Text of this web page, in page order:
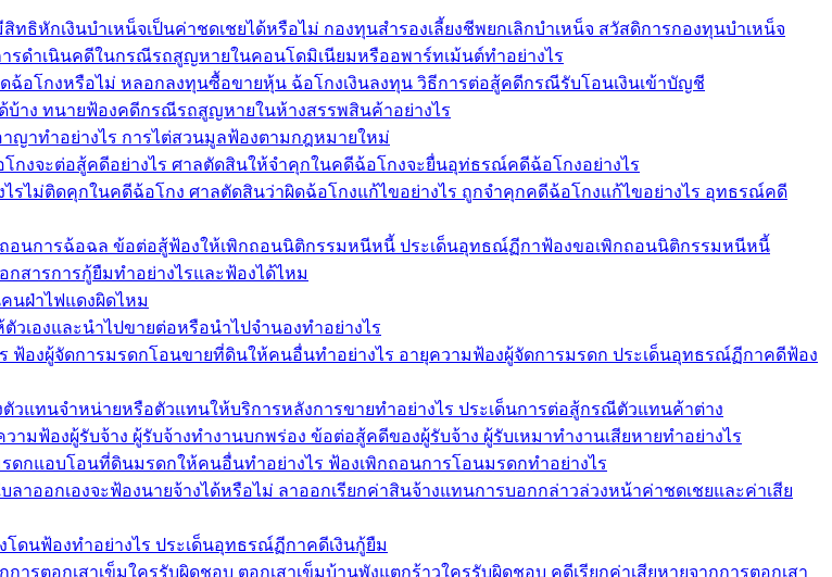
ทธิหักเงินบำเหน็จเป็นค่าชดเชยได้หรือไม่ กองทุนสำรองเลี้ยงชีพยกเลิกบำเหน็จ สวัสดิการกองทุนบำเหน็จ
ดำเนินคดีในกรณีรถสูญหายในคอนโดมิเนียมหรืออพาร์ทเม้นต์ทำอย่างไร
ฉ้อโกงหรือไม่ หลอกลงทุนซื้อขายหุ้น ฉ้อโกงเงินลงทุน วิธีการต่อสู้คดีกรณีรับโอนเงินเข้าบัญชี
บ้าง ทนายฟ้องคดีกรณีรถสูญหายในห้างสรรพสินค้าอย่างไร
ญาทำอย่างไร การไต่สวนมูลฟ้องตามกฎหมายใหม่
งจะต่อสู้คดีอย่างไร ศาลตัดสินให้จำคุกในคดีฉ้อโกงจะยื่นอุท่ธรณ์คดีฉ้อโกงอย่างไร
ไม่ติดคุกในคดีฉ้อโกง ศาลตัดสินว่าผิดฉ้อโกงแก้ไขอย่างไร ถูกจำคุกคดีฉ้อโกงแก้ไขอย่างไร อุทธรณ์คดี
อนการฉ้อฉล ข้อต่อสู้ฟ้องให้เพิกถอนนิติกรรมหนีหนี้ ประเด็นอุทธณ์ฏีกาฟ้องขอเพิกถอนนิติกรรมหนีหนี้
สารการกู้ยืมทำอย่างไรและฟ้องได้ไหม
นฝ่าไฟแดงผิดไหม
วเองและนำไปขายต่อหรือนำไปจำนองทำอย่างไร
ฟ้องผู้จัดการมรดกโอนขายที่ดินให้คนอื่นทำอย่างไร อายุความฟ้องผู้จัดการมรดก ประเด็นอุทธรณ์ฏีกาคดีฟ้อง
วแทนจำหน่ายหรือตัวแทนให้บริการหลังการขายทำอย่างไร ประเด็นการต่อสู้กรณีตัวแทนค้าต่าง
มฟ้องผู้รับจ้าง ผู้รับจ้างทำงานบกพร่อง ข้อต่อสู้คดีของผู้รับจ้าง ผู้รับเหมาทำงานเสียหายทำอย่างไร
กแอบโอนที่ดินมรดกให้คนอื่นทำอย่างไร ฟ้องเพิกถอนการโอนมรดกทำอย่างไร
าออกเองจะฟ้องนายจ้างได้หรือไม่ ลาออกเรียกค่าสินจ้างแทนการบอกกล่าวล่วงหน้าค่าชดเชยและค่าเสีย
ดนฟ้องทำอย่างไร ประเด็นอุทธรณ์ฏีกาคดีเงินกู้ยืม
ารตอกเสาเข็มใครรับผิดชอบ ตอกเสาเข็มบ้านพังแตกร้าวใครรับผิดชอบ คดีเรียกค่าเสียหายจากการตอกเสา